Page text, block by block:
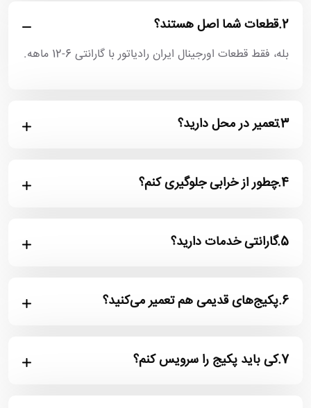
2.قطعات شما اصل هستند؟
بله، فقط قطعات اورجینال ایران رادیاتور با گارانتی 6-12 ماهه.
3.تعمیر در محل دارید؟
4.چطور از خرابی جلوگیری کنم؟
5.گارانتی خدمات دارید؟
6. پکیج‌های قدیمی هم تعمیر می‌کنید؟
7.کی باید پکیج را سرویس کنم؟